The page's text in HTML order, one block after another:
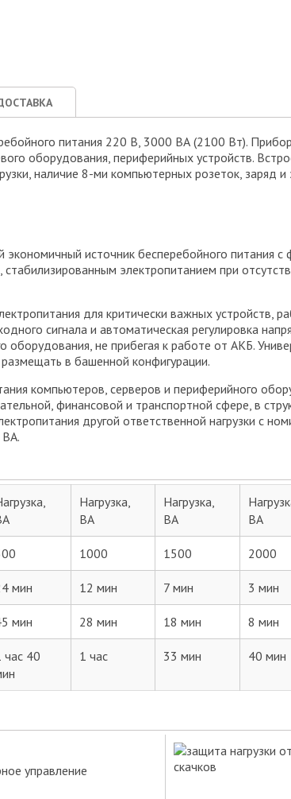
питания 220 В, 3000 ВА (2100 Вт).
оборудования, периферийных устройств.
наличие 8-ми компьютерных розеток, заряд
источник бесперебойного питания
электропитанием при
для критически важных устройств,
сигнала и автоматическая регулировка
не прибегая к работе от АКБ.
в башенной конфигурации.
компьютеров, серверов и периферийного
финансовой и транспортной сфере, в
другой ответственной нагрузки с
Нагрузка,
ВА
Нагрузка,
ВА
ВА
1000 1500 2000
мин 12 мин 7 мин 3 мин
мин 28 мин 18 мин 8 мин
час 40
1 час 33 мин 40 мин
управление